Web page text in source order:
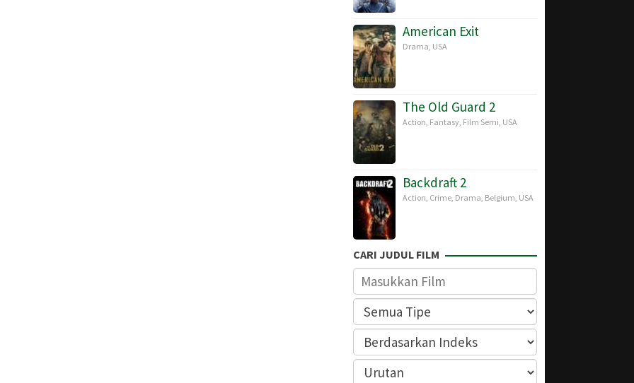
American Exit
Drama, USA
The Old Guard 2
Action, Fantasy, Film Semi, USA
Backdraft 2
Action, Crime, Drama, Belgium, USA
CARI JUDUL FILM